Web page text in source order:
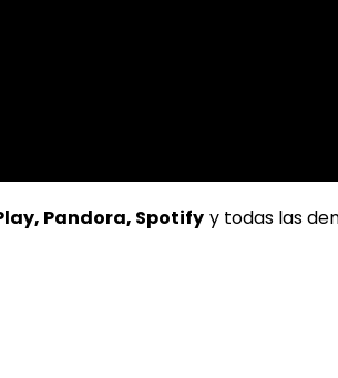
Pandora, Spotify y todas las